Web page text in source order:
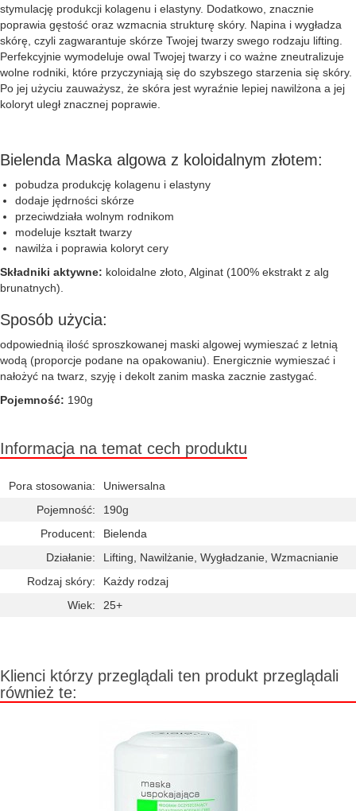
stymulację produkcji kolagenu i elastyny. Dodatkowo, znacznie
poprawia gęstość oraz wzmacnia strukturę skóry. Napina i wygładza
skórę, czyli zagwarantuje skórze Twojej twarzy swego rodzaju lifting.
Perfekcyjnie wymodeluje owal Twojej twarzy i co ważne zneutralizuje
wolne rodniki, które przyczyniają się do szybszego starzenia się skóry.
Po jej użyciu zauważysz, że skóra jest wyraźnie lepiej nawilżona a jej
koloryt uległ znacznej poprawie.
Bielenda Maska algowa z koloidalnym złotem:
pobudza produkcję kolagenu i elastyny
dodaje jędrności skórze
przeciwdziała wolnym rodnikom
modeluje kształt twarzy
nawilża i poprawia koloryt cery
Składniki aktywne: koloidalne złoto, Alginat (100% ekstrakt z alg
brunatnych).
Sposób użycia:
odpowiednią ilość sproszkowanej maski algowej wymieszać z letnią
wodą (proporcje podane na opakowaniu). Energicznie wymieszać i
nałożyć na twarz, szyję i dekolt zanim maska zacznie zastygać.
Pojemność: 190g
Informacja na temat cech produktu
Pora stosowania:
Uniwersalna
Pojemność:
190g
Producent:
Bielenda
Działanie:
Lifting, Nawilżanie, Wygładzanie, Wzmacnianie
Rodzaj skóry:
Każdy rodzaj
Wiek:
25+
Klienci którzy przeglądali ten produkt przeglądali
również te: